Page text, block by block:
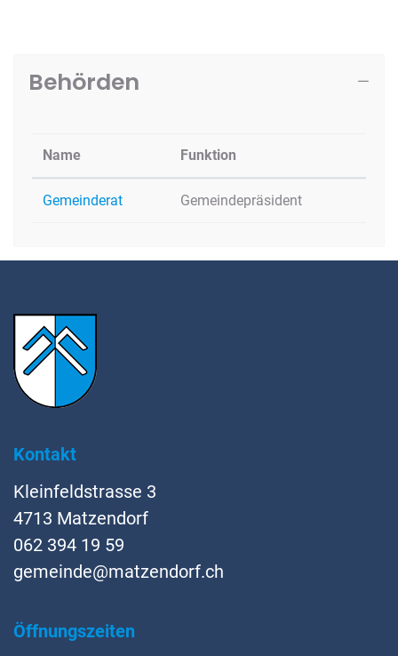
Behörden
Name Funktion
Gemeinderat Gemeindepräsident
Kontakt
Kleinfeldstrasse 3
4713 Matzendorf
062 394 19 59
gemeinde@matzendorf.ch
Öffnungszeiten